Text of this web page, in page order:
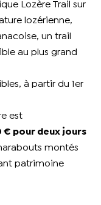
Lozère Trail sur
lozérienne,
un trail
au plus grand
à partir du 1er
est
pour deux jours
montés
patrimoine